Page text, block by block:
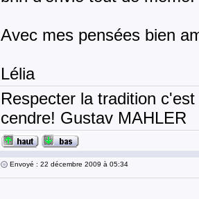
Avec mes pensées bien
Lélia
Respecter la tradition
cendre! Gustav MAHLER
Envoyé : 22 décembre 2009 à 05:34